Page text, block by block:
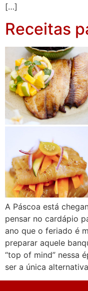
[…]
Receitas
A Páscoa está
pensar no cardápio
ano que o feriado é
preparar aquele
“top of mind” nessa
ser a única